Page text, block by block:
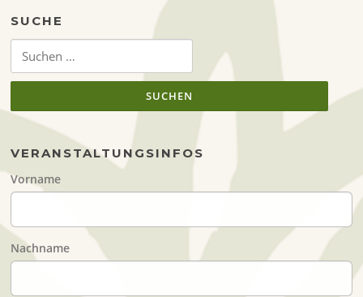
SUCHE
nach:
VERANSTALTUNGSINFOS
Vorname
Nachname